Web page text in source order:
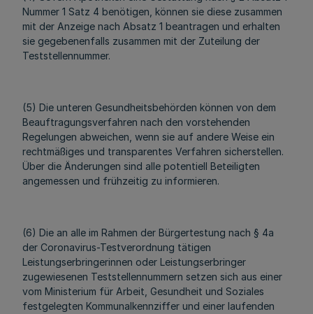
Nummer 1 Satz 4 benötigen, können sie diese zusammen
mit der Anzeige nach Absatz 1 beantragen und erhalten
sie gegebenenfalls zusammen mit der Zuteilung der
Teststellennummer.
(5) Die unteren Gesundheitsbehörden können von dem
Beauftragungsverfahren nach den vorstehenden
Regelungen abweichen, wenn sie auf andere Weise ein
rechtmäßiges und transparentes Verfahren sicherstellen.
Über die Änderungen sind alle potentiell Beteiligten
angemessen und frühzeitig zu informieren.
(6) Die an alle im Rahmen der Bürgertestung nach § 4a
der Coronavirus-Testverordnung tätigen
Leistungserbringerinnen oder Leistungserbringer
zugewiesenen Teststellennummern setzen sich aus einer
vom Ministerium für Arbeit, Gesundheit und Soziales
festgelegten Kommunalkennziffer und einer laufenden